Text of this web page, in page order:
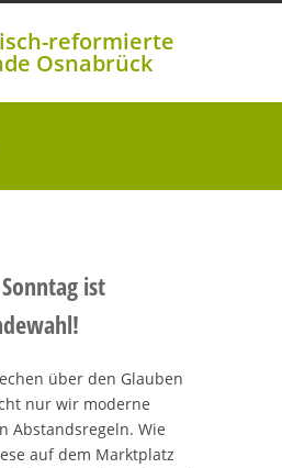
ist
über den Glauben
nur wir moderne
Abstandsregeln. Wie
auf dem Marktplatz